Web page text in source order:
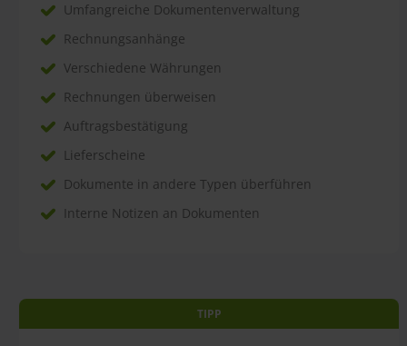
Umfangreiche Dokumentenverwaltung
Rechnungsanhänge
Verschiedene Währungen
Rechnungen überweisen
Auftragsbestätigung
Lieferscheine
Dokumente in andere Typen überführen
Interne Notizen an Dokumenten
TIPP